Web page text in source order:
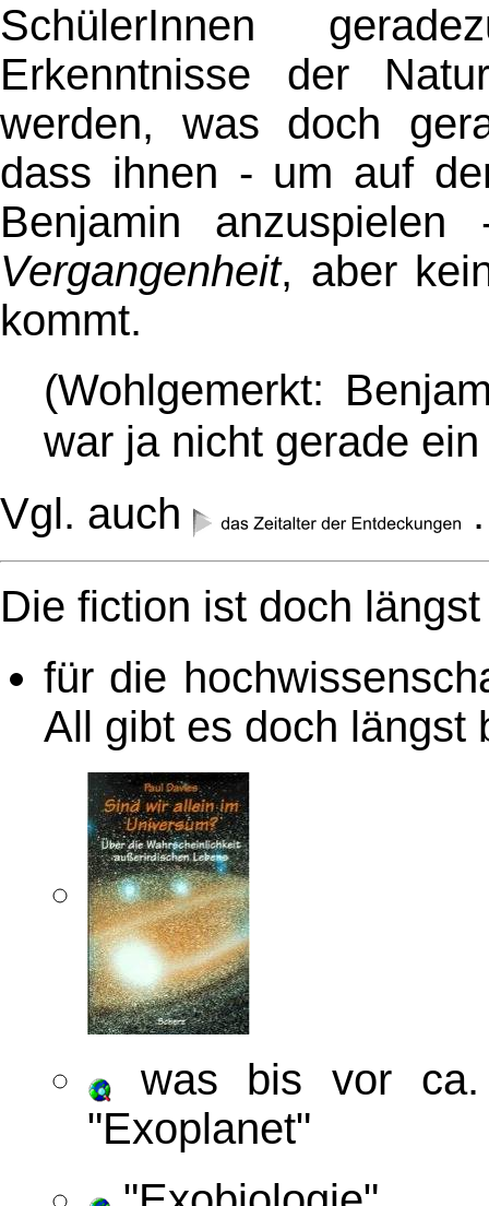
SchülerInnen
Erkenntnisse der
werden, was doch
dass ihnen - um auf
Benjamin
Vergangenheit, aber
kommt.
(Wohlgemerkt:
war ja nicht gerade
Vgl. auch
.
Die fiction ist doch
für die
All gibt es doch längst
was bis vor ca.
"Exoplanet"